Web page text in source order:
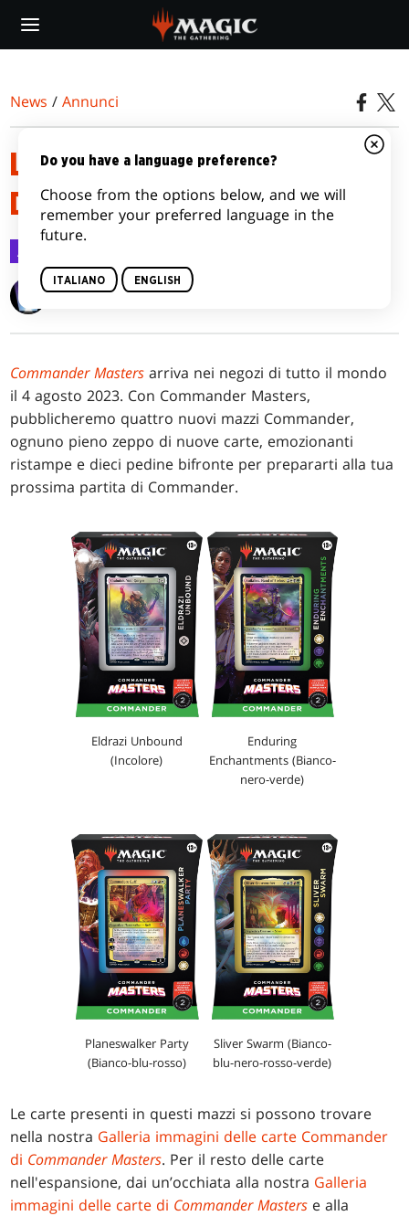
main
News /Annunci
LISTE DEI MAZZI COMMANDER
DI COMMANDER MASTERS
Annunci
Wizards of the Coast
Commander Masters arriva nei negozi di tutto il mondo
il 4 agosto 2023. Con Commander Masters,
pubblicheremo quattro nuovi mazzi Commander,
ognuno pieno zeppo di nuove carte, emozionanti
ristampe e dieci pedine bifronte per prepararti alla tua
prossima partita di Commander.
Eldrazi Unbound
(Incolore)
Enduring
Enchantments (Bianco-
nero-verde)
Planeswalker Party
(Bianco-blu-rosso)
Sliver Swarm (Bianco-
blu-nero-rosso-verde)
Le carte presenti in questi mazzi si possono trovare
nella nostra Galleria immagini delle carte Commander
di Commander Masters. Per il resto delle carte
nell'espansione, dai un’occhiata alla nostra Galleria
immagini delle carte di Commander Masters e alla
Do you have a language preference?
Choose from the options below, and we will
remember your preferred language in the
future.
ITALIANO ENGLISH